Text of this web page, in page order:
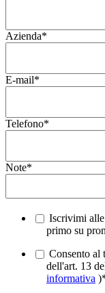
Azienda*
E-mail*
Telefono*
Note*
Iscrivimi alle
primo su
Consento al
dell'art. 13
informativa )